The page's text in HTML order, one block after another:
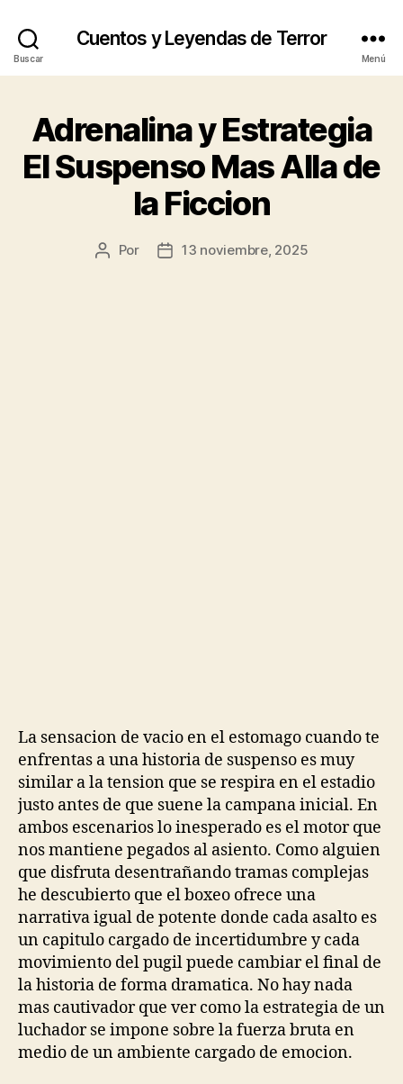
Buscar
Cuentos y Leyendas de Terror
Menú
Adrenalina y Estrategia
El Suspenso Mas Alla de
la Ficcion
Autor
Por
Fecha13 noviembre, 2025
La sensacion de vacio en el estomago cuando te
enfrentas a una historia de suspenso es muy
similar a la tension que se respira en el estadio
justo antes de que suene la campana inicial. En
ambos escenarios lo inesperado es el motor que
nos mantiene pegados al asiento. Como alguien
que disfruta desentrañando tramas complejas
he descubierto que el boxeo ofrece una
narrativa igual de potente donde cada asalto es
un capitulo cargado de incertidumbre y cada
movimiento del pugil puede cambiar el final de
la historia de forma dramatica. No hay nada
mas cautivador que ver como la estrategia de un
luchador se impone sobre la fuerza bruta en
medio de un ambiente cargado de emocion.